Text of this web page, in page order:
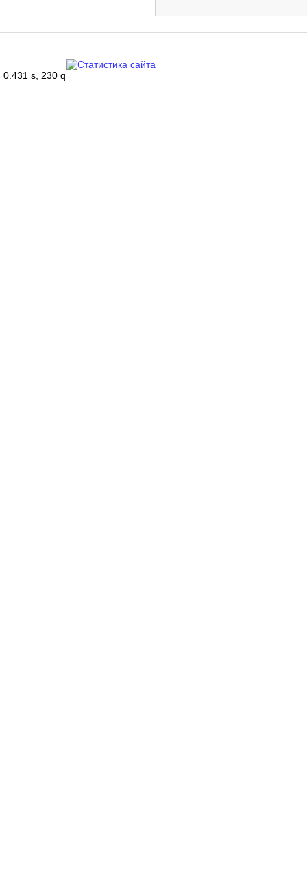
0.431 s, 230 q